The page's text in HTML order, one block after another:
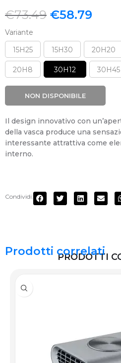
€73.49 €58.79
Variante
15H25
15H30 20H20
20H8 30H12 30H45
NON DISPONIBILE
Il design innovativo con
della vasca produce una
interessante attrattiva come
interno.
Condividi:
PRODOTTI
Prodotti correlati